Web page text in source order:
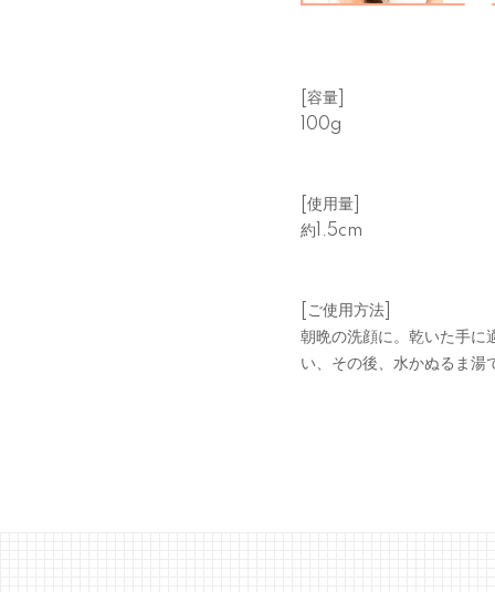
[容量]
100g
[使用量]
約1.5cm
[ご使用方法]
朝晩の洗顔に。乾いた手に
い、その後、水かぬるま湯